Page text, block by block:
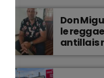
Don
le
antillais
connu